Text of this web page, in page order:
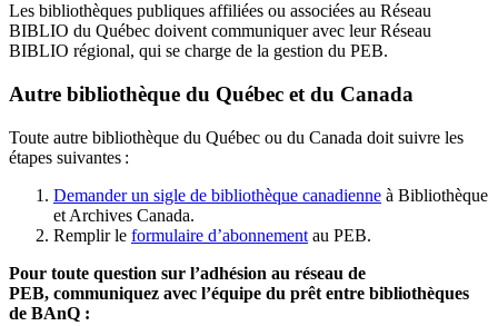
Les bibliothèques publiques affiliées ou associées au Réseau
BIBLIO du Québec doivent communiquer avec leur Réseau
BIBLIO régional, qui se charge de la gestion du PEB.
Autre bibliothèque du Québec et du Canada
Toute autre bibliothèque du Québec ou du Canada doit suivre les
étapes suivantes :
Demander un sigle de bibliothèque canadienne à Bibliothèque
et Archives Canada.
Remplir le formulaire d’abonnement au PEB.
Pour toute question sur l’adhésion au réseau de
PEB, communiquez avec l’équipe du prêt entre bibliothèques
de BAnQ :